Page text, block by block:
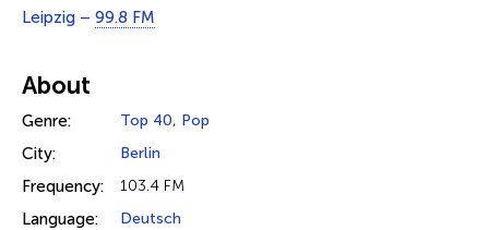
Leipzig – 99.8 FM
About
Genre: Top 40, Pop
City: Berlin
Frequency: 103.4 FM
Language: Deutsch